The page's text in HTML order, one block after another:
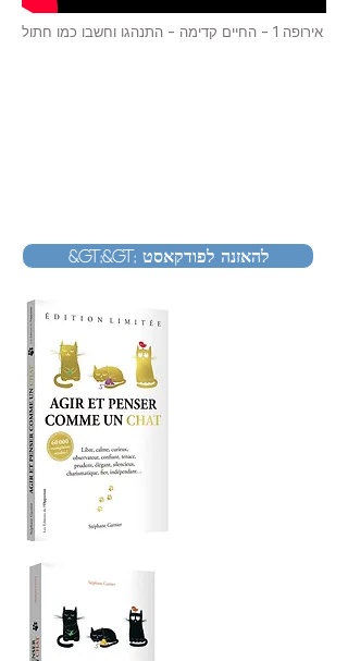
אירופה 1 - החיים קדימה - התנהגו וחשבו כמו חתול
&gt;&gt; להאזנה לפודקאסט